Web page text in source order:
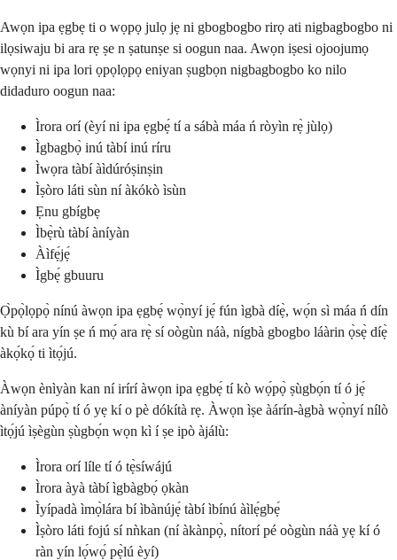
Awọn ipa ẹgbẹ ti o wọpọ julọ jẹ ni gbogbogbo rirọ ati nigbagbogbo ni
ilọsiwaju bi ara rẹ ṣe n ṣatunṣe si oogun naa. Awọn iṣesi ojoojumọ
wọnyi ni ipa lori ọpọlọpọ eniyan ṣugbọn nigbagbogbo ko nilo
didaduro oogun naa:
Ìrora orí (èyí ni ipa ẹgbẹ́ tí a sábà máa ń ròyìn rẹ̀ jùlọ)
Ìgbagbọ̀ inú tàbí inú ríru
Ìwọra tàbí àìdúróṣinṣin
Ìṣòro láti sùn ní àkókò ìsùn
Ẹnu gbígbẹ
Ìbẹ̀rù tàbí àníyàn
Àìfẹ́jẹ́
Ìgbẹ́ gbuuru
Ọ̀pọ̀lọpọ̀ nínú àwọn ipa ẹgbẹ́ wọ̀nyí jẹ́ fún ìgbà díẹ̀, wọ́n sì máa ń dín
kù bí ara yín ṣe ń mọ́ ara rẹ̀ sí oògùn náà, nígbà gbogbo láàrin ọ̀sẹ̀ díẹ̀
àkọ́kọ́ ti ìtọ́jú.
Àwọn ènìyàn kan ní irírí àwọn ipa ẹgbẹ́ tí kò wọ́pọ̀ ṣùgbọ́n tí ó jẹ́
àníyàn púpọ̀ tí ó yẹ kí o pè dókítà rẹ. Àwọn ìṣe àárín-àgbà wọ̀nyí nílò
ìtọ́jú ìṣègùn ṣùgbọ́n wọn kì í ṣe ipò àjálù:
Ìrora orí líle tí ó tẹ̀síwájú
Ìrora àyà tàbí ìgbàgbọ́ ọkàn
Ìyípadà ìmọ̀lára bí ìbànújẹ́ tàbí ìbínú àìlẹ́gbẹ́
Ìṣòro láti fojú sí nǹkan (ní àkànpọ̀, nítorí pé oògùn náà yẹ kí ó
ràn yín lọ́wọ́ pẹ̀lú èyí)